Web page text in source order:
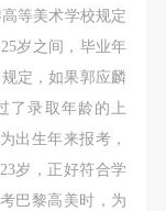
等美术学校规定
岁之间，毕业年
定，如果郭应麟
了录取年龄的上
出生年来报考，
岁，正好符合学
巴黎高美时，为